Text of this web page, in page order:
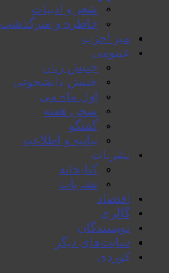
شعر و ادبیات
خاطرە و سرگذشت
میز احزب
عمومی
جنبش زنان
جنبش دانشجوئی
اول ماە می
سخن هفتە
گفتگو
بیانیە و اطلاعیە
نشریات
کتابخانە
نشریات
اقتصاد
گالری
نویسندگان
سایت‌های دیگر
کوردی